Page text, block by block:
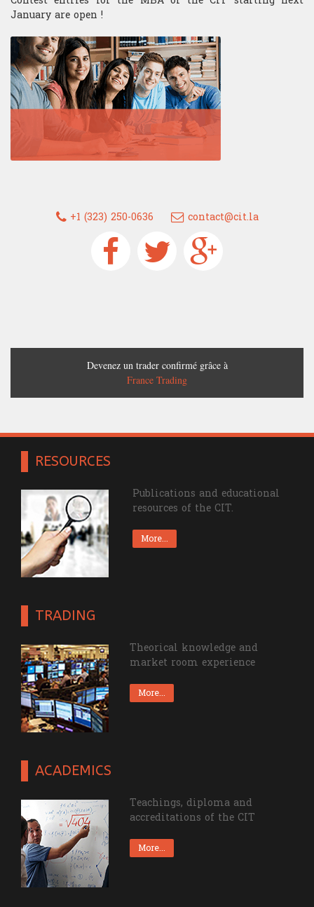
January are open !
+1 (323) 250-0636 contact@cit.la
Devenez un trader confirmé grâce à
France Trading
RESOURCES
Publications and educational
resources of the CIT.
More...
TRADING
Theorical knowledge and
market room experience
More...
ACADEMICS
Teachings, diploma and
accreditations of the CIT
More...